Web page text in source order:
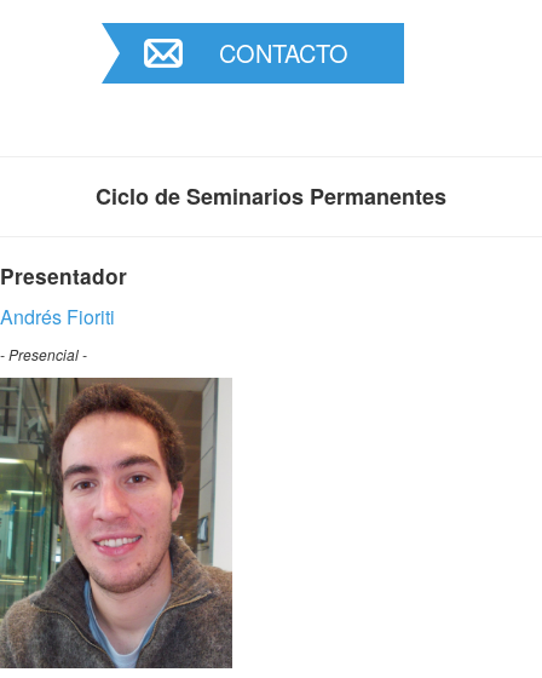
CONTACTO
Ciclo de Seminarios Permanentes
Presentador
Andrés Fioriti
- Presencial -